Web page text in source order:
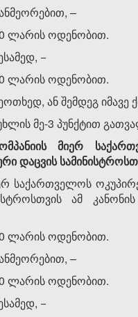
–
ლარის ოდენობით.
−
ლარის ოდენობით.
ან შემდეგ
მე-3 პუნქტით
მიერ
დაცვის
საქართველოს
ამ
ლარის ოდენობით.
–
ლარის ოდენობით.
−